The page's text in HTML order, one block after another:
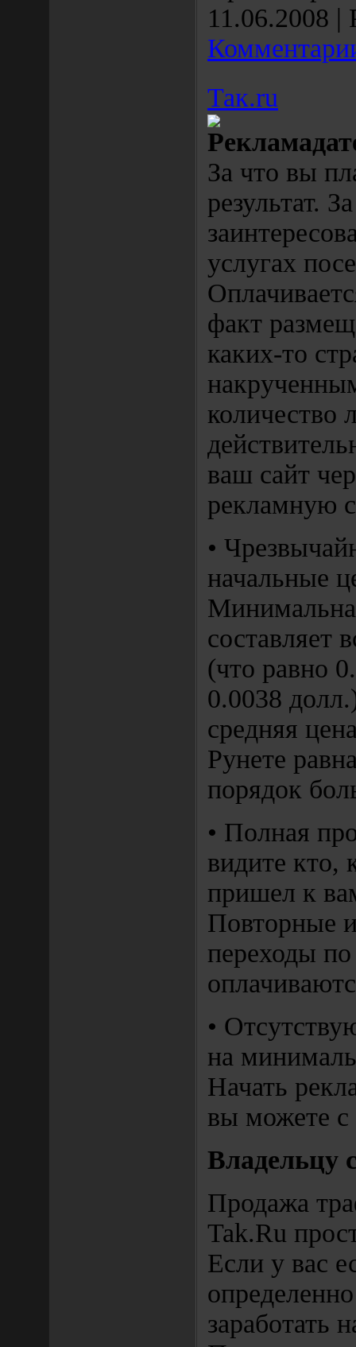
11.06.2008 |
Так.ru
За что вы
результат.
услугах
факт
каких-то
количество
ваш сайт
рекламную
•
начальные
составляет
(что равно
0.0038
средняя
Рунете
порядок
• Полная
видите кто,
пришел к
Повторные
переходы
•
на
Начать
вы можете с
Владельцу
Продажа
Tak.Ru
Если у вас
заработать